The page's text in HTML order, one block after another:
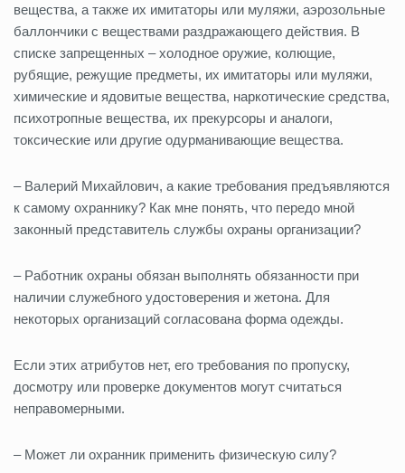
вещества, а также их имитаторы или муляжи, аэрозольные
баллончики с веществами раздражающего действия. В
списке запрещенных – холодное оружие, колющие,
рубящие, режущие предметы, их имитаторы или муляжи,
химические и ядовитые вещества, наркотические средства,
психотропные вещества, их прекурсоры и аналоги,
токсические или другие одурманивающие вещества.
– Валерий Михайлович, а какие требования предъявляются
к самому охраннику? Как мне понять, что передо мной
законный представитель службы охраны организации?
– Работник охраны обязан выполнять обязанности при
наличии служебного удостоверения и жетона. Для
некоторых организаций согласована форма одежды.
Если этих атрибутов нет, его требования по пропуску,
досмотру или проверке документов могут считаться
неправомерными.
– Может ли охранник применить физическую силу?